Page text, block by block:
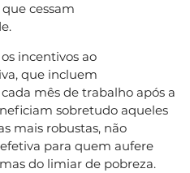
que cessam
incentivos ao
que incluem
mês de trabalho após a
sobretudo aqueles
mais robustas, não
para quem aufere
do limiar de pobreza.